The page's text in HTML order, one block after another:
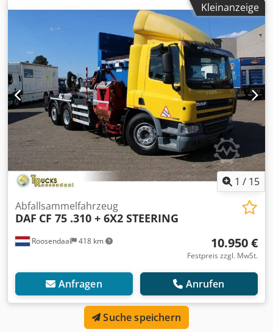
Kleinanzeige
1 / 15
Roosendaal 418 km
Abfallsammelfahrzeug
DAF CF 75 .310 + 6X2 STEERING
10.950 €
Festpreis zzgl. MwSt.
Anfragen Anrufen
Suche speichern